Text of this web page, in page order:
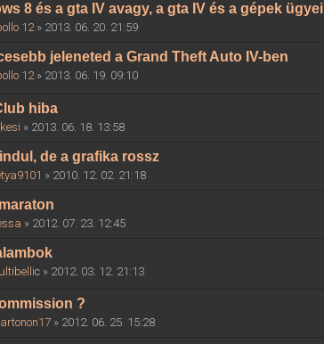
8 és a gta IV avagy, a gta IV és a gépek ügyei
12» 2013. 06. 20. 21:59
jeleneted a Grand Theft Auto IV-ben
12» 2013. 06. 19. 09:10
hiba
» 2013. 06. 18. 13:58
de a grafika rossz
» 2010. 12. 02. 21:18
» 2012. 07. 23. 12:45
» 2012. 03. 12. 21:13
?
» 2012. 06. 25. 15:28